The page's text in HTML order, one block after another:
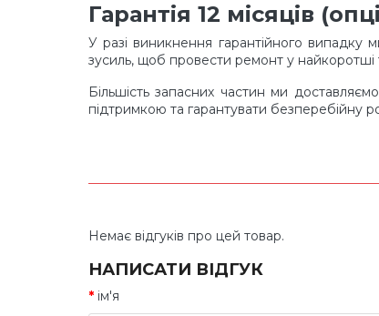
Гарантія 12 місяців
У разі виникнення гарантійного випадку
зусиль, щоб провести ремонт у найкоротші
Більшість запасних частин ми
підтримкою та гарантувати безперебійну
Немає відгуків про цей товар.
НАПИСАТИ ВІДГУК
ім'я